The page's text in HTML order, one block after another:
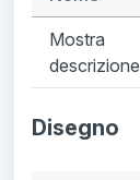
Mostra
descrizione
Disegno